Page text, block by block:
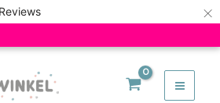
Reviews ×